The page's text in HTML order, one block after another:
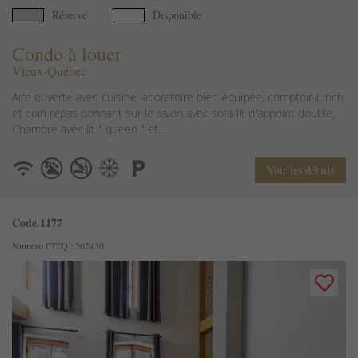
Réservé Disponible
Condo à louer
Vieux-Québec
Aire ouverte avec cuisine laboratoire bien équipée, comptoir-lunch
et coin repas donnant sur le salon avec sofa-lit d'appoint double;
Chambre avec lit " queen " et...
Voir les détails
Code 1177
Numéro CITQ : 262430